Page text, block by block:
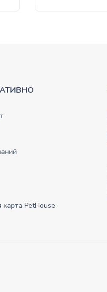
карта PetHouse